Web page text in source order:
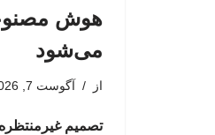
هوش
می‌شود
از آگوست 7, 2026
تصمیم